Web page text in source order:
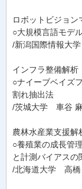
ロボットビジョン
○大規模言語モデ
/新潟国際情報大
インフラ整備解析
○ナイーブベイズ
割れ抽出法
/茨城大学 車谷
農林水産業支援解
○養殖業の成長管
と計測バイアスの
/北海道大学 高橋